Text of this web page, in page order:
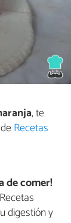
, te
Recetas
de comer!
digestión y